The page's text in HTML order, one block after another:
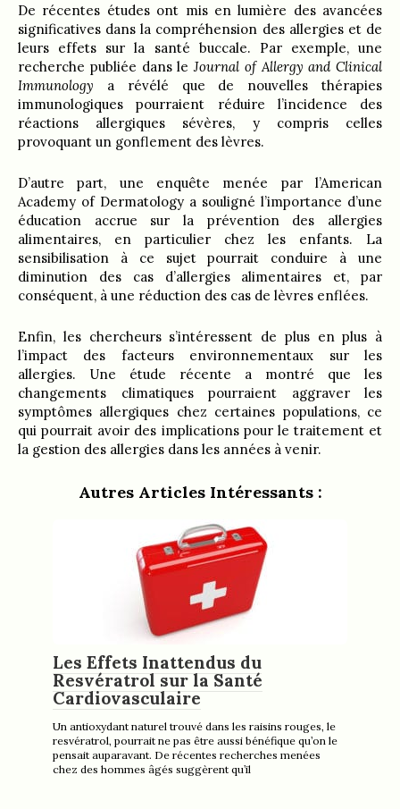
De récentes études ont mis en lumière des avancées
significatives dans la compréhension des allergies et de
leurs effets sur la santé buccale. Par exemple, une
recherche publiée dans le Journal of Allergy and Clinical
Immunology a révélé que de nouvelles thérapies
immunologiques pourraient réduire l’incidence des
réactions allergiques sévères, y compris celles
provoquant un gonflement des lèvres.
D’autre part, une enquête menée par l’American
Academy of Dermatology a souligné l’importance d’une
éducation accrue sur la prévention des allergies
alimentaires, en particulier chez les enfants. La
sensibilisation à ce sujet pourrait conduire à une
diminution des cas d’allergies alimentaires et, par
conséquent, à une réduction des cas de lèvres enflées.
Enfin, les chercheurs s’intéressent de plus en plus à
l’impact des facteurs environnementaux sur les
allergies. Une étude récente a montré que les
changements climatiques pourraient aggraver les
symptômes allergiques chez certaines populations, ce
qui pourrait avoir des implications pour le traitement et
la gestion des allergies dans les années à venir.
Autres Articles Intéressants :
Les Effets Inattendus du
Resvératrol sur la Santé
Cardiovasculaire
Un antioxydant naturel trouvé dans les raisins rouges, le
resvératrol, pourrait ne pas être aussi bénéfique qu’on le
pensait auparavant. De récentes recherches menées
chez des hommes âgés suggèrent qu’il